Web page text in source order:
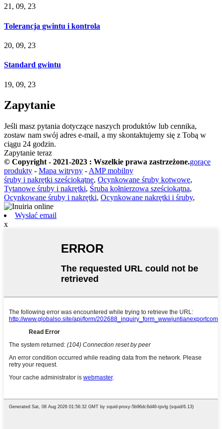
21, 09, 23
Tolerancja gwintu i kontrola
20, 09, 23
Standard gwintu
19, 09, 23
Zapytanie
Jeśli masz pytania dotyczące naszych produktów lub cennika,
zostaw nam swój adres e-mail, a my skontaktujemy się z Tobą w
ciągu 24 godzin.
Zapytanie teraz
© Copyright - 2021-2023 : Wszelkie prawa zastrzeżone.gorące
produkty - Mapa witryny - AMP mobilny
śruby i nakrętki sześciokątne, Ocynkowane śruby kotwowe,
Tytanowe śruby i nakrętki, Śruba kołnierzowa sześciokątna,
Ocynkowane śruby i nakrętki, Ocynkowane nakrętki i śruby,
Wysłać email
x